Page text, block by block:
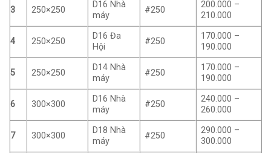
3 250×250
D16 Nhà
máy
#250
200.000 –
210.000
4 250×250
D16 Đa
Hội
#250
170.000 –
190.000
5 250×250
D14 Nhà
máy
#250
170.000 –
190.000
6 300×300
D16 Nhà
máy
#250
240.000 –
260.000
7 300×300
D18 Nhà
máy
#250
290.000 –
300.000